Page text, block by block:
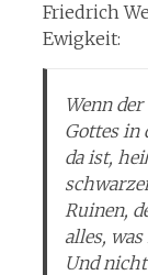
Friedrich
Ewigkeit:
Wenn
Gottes in
da ist,
Ruinen,
alles,
Und